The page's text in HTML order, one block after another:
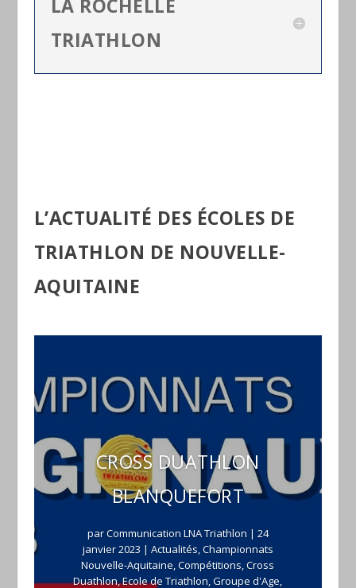
LA ROCHELLE
TRIATHLON
L’ACTUALITÉ DES ÉCOLES DE
TRIATHLON DE NOUVELLE-
AQUITAINE
CROSS DUATHLON
BLANQUEFORT
parCommunication LNA Triathlon | 24
janvier 2023 | Actualités,Championnats
Nouvelle-Aquitaine,Compétitions,Cross
Duathlon,Ecole de Triathlon,Groupe d'Age,